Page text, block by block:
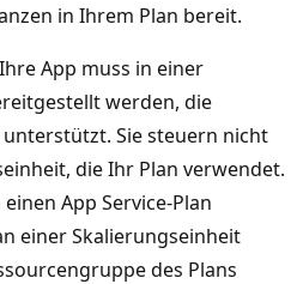
in Ihrem Plan bereit.
Ihre App muss in einer
werden, die
Sie steuern nicht
die Ihr Plan verwendet.
App Service-Plan
einer Skalierungseinheit
des Plans